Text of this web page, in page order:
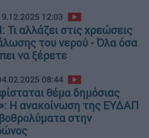
12:03
αλλάζει στις χρεώσεις
του νερού - Όλα όσα
να ξέρετε
08:44
θέμα δημόσιας
Η ανακοίνωση της ΕΥΔΑΠ
στην